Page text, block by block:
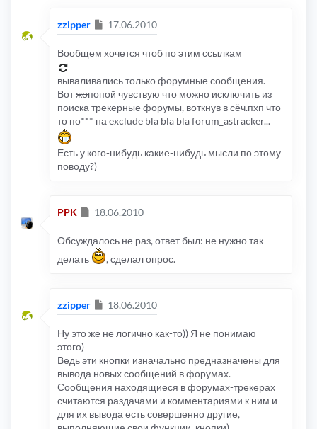
zzipper Сообщение
17.06.2010
Вообщем хочется чтоб по этим ссылкам
вываливались только форумные сообщения.
Вотжопопой чувствую что можно исключить из
поиска трекерные форумы, воткнув в сёч.пхп что-
то по*** на exclude bla bla bla forum_astracker...
Есть у кого-нибудь какие-нибудь мысли по этому
поводу?)
PPK Сообщение
18.06.2010
Обсуждалось не раз, ответ был: не нужно так
делать
, сделал опрос.
zzipper Сообщение
18.06.2010
Ну это же не логично как-то)) Я не понимаю
этого)
Ведь эти кнопки изначально предназначены для
вывода новых сообщений в форумах.
Сообщения находящиеся в форумах-трекерах
считаются раздачами и комментариями к ним и
для их вывода есть совершенно другие,